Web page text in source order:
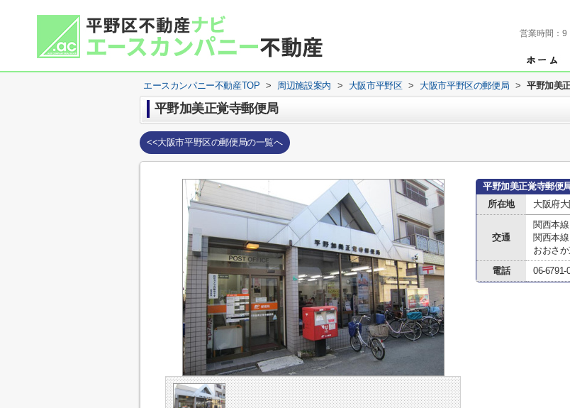
営業時間： 9
エースカンパニー不動産TOP > 周辺施設案内 > 大阪市平野区 > 大阪市平野区の郵便局 > 平野加美
平野加美正覚寺郵便局
<<大阪市平野区の郵便局の一覧へ
平野加美正覚寺郵便
所在地
大阪府
交通
関西本
関西本
おおさ
電話
06-6791-